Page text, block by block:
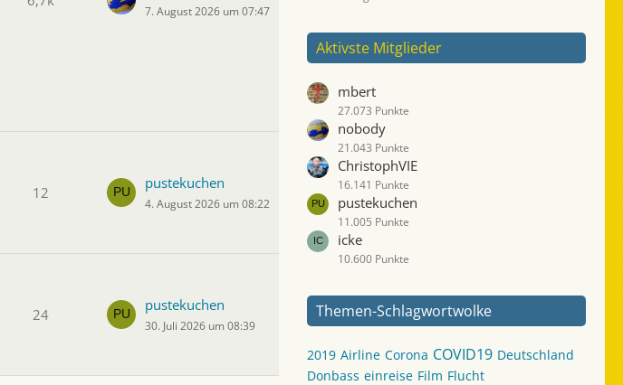
7. August 2026 um 07:47
12
pustekuchen
4. August 2026 um 08:22
24
pustekuchen
30. Juli 2026 um 08:39
Aktivste Mitglieder
mbert
27.073 Punkte
nobody
21.043 Punkte
ChristophVIE
16.141 Punkte
pustekuchen
11.005 Punkte
icke
10.600 Punkte
Themen-Schlagwortwolke
2019 Airline Corona COVID19 Deutschland
Donbass einreise Film Flucht